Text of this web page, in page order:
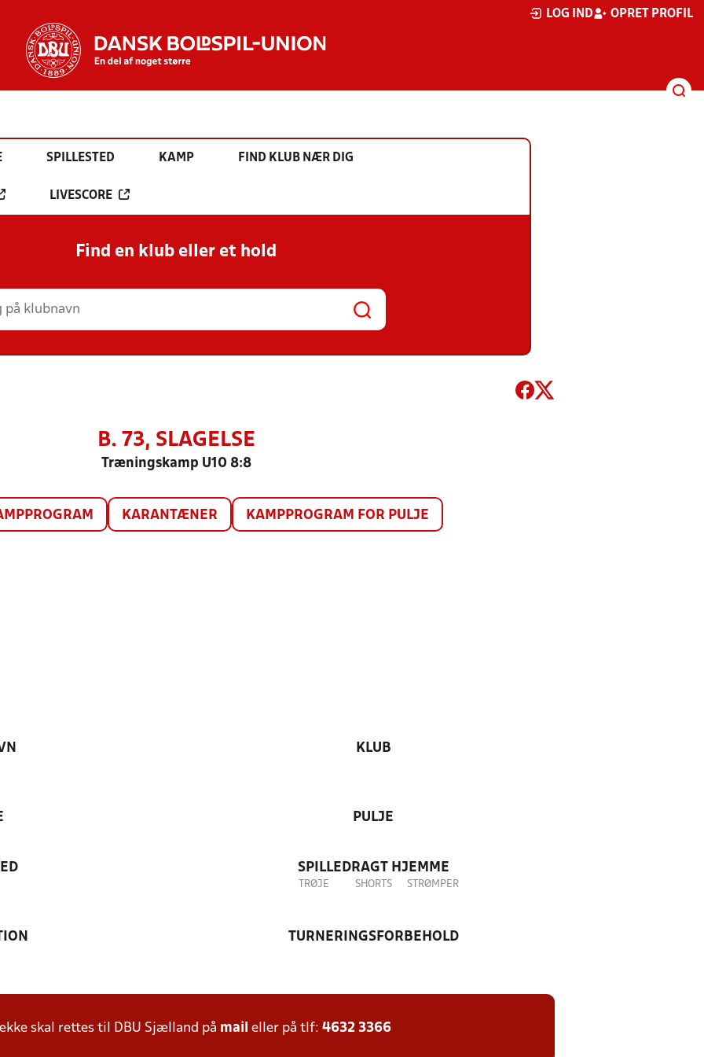
LOG IND OPRET PROFIL
SPILLESTED KAMP FIND KLUB NÆR DIG
LIVESCORE
Find en klub eller et hold
B. 73, SLAGELSE
Træningskamp U10 8:8
KARANTÆNER KAMPPROGRAM FOR PULJE
KLUB
PULJE
SPILLEDRAGT HJEMME
TRØJE SHORTS STRØMPER
TURNERINGSFORBEHOLD
skal rettes til DBU Sjælland på mail eller på tlf: 4632 3366